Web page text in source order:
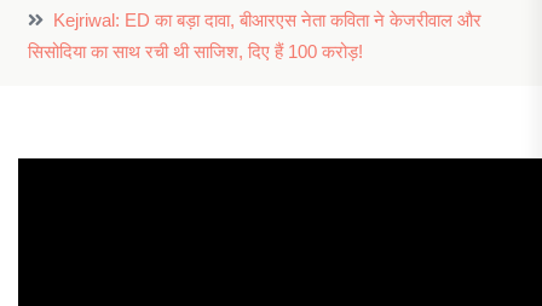
Kejriwal: ED का बड़ा दावा, बीआरएस नेता कविता ने केजरीवाल और
सिसोदिया का साथ रची थी साजिश, दिए हैं 100 करोड़!